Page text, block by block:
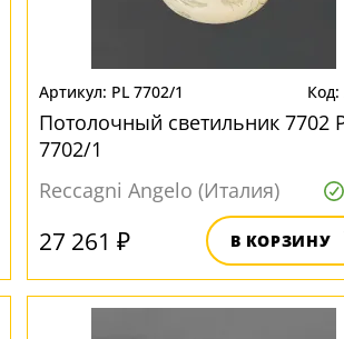
PL 7702/1
Потолочный светильник 7702
7702/1
Reccagni Angelo (Италия)
27 261 ₽ В КОРЗИНУ